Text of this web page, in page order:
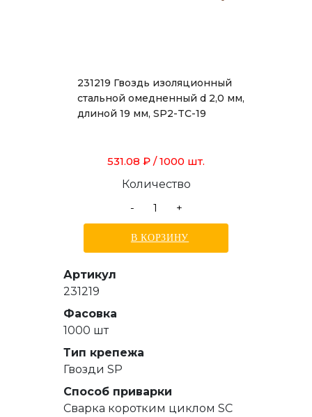
231219 Гвоздь изоляционный
стальной омедненный d 2,0 мм,
длиной 19 мм, SP2-TC-19
531.08 ₽ / 1000 шт.
Количество
-
+
В КОРЗИНУ
Артикул
231219
Фасовка
1000 шт
Тип крепежа
Гвозди SP
Способ приварки
Сварка коротким циклом SC